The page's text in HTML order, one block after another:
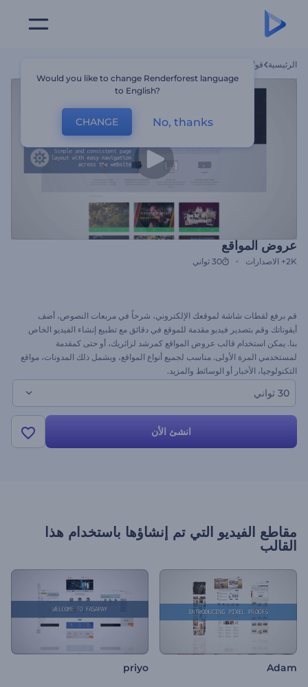
الرئيسية قوالب
عروض المواقع
2K+ الاصدارات 30 ثواني
قم برفع لقطات شاشة لموقعك الإلكتروني، شرحاً في مربعات النصوص، أضف
أيقوناتك وقم بتصدير فيديو مقدمة للموقع في دقائق مع تطبيع إنشاء الفيديو الخاص
بنا. يمكن استخدام قالب عروض المواقع كمرشد لزائريك، أو حتى كمقدمة
لمستخدمي المرة الأولى. مناسب لجميع أنواع المواقع، ويشمل ذلك المدونات، مواقع
التكنولوجيا، الأخبار أو الوسائط والمزيد.
30 ثواني
انشئ الأن
مقاطع الفيديو التي تم إنشاؤها باستخدام هذا
القالب
Adam
priyo
Would you like to change Renderforest language
to English?
CHANGE No, thanks